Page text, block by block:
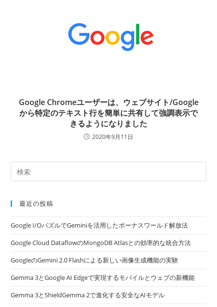
Google Chromeユーザーは、ウェブサイト/Google
から特定のテキスト行を簡単に共有して強調表示で
きるようになりました
2020年9月11日
最近の投稿
Google I/OパズルでGeminiを活用したボーナスワールド解放法
Google Cloud DataflowのMongoDB Atlasとの効率的な統合方法
GoogleのGemini 2.0 Flashによる新しい画像生成機能の実験
Gemma 3とGoogle AI Edgeで実現するモバイルとウェブの新機能
Gemma 3とShieldGemma 2で進化する安全なAIモデル